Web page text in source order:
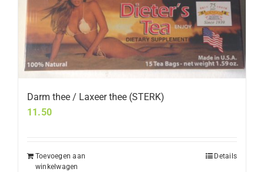
Darm thee / Laxeer thee (STERK)
11.50
Toevoegen aan
winkelwagen
Details